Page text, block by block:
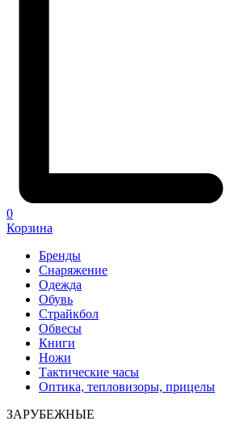
0
Корзина
Бренды
Снаряжение
Одежда
Обувь
Страйкбол
Обвесы
Книги
Ножи
Тактические часы
Оптика, тепловизоры, прицелы
ЗАРУБЕЖНЫЕ